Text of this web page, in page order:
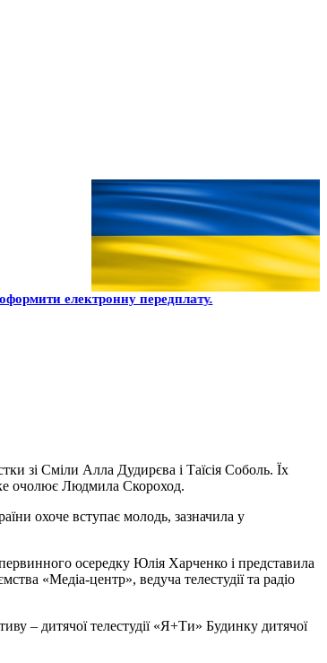
електронну передплату.
зі Сміли Алла Дудирєва і Таїсія Соболь. Їх
очолює Людмила Скороход.
охоче вступає молодь, зазначила у
осередку Юлія Харченко і представила
«Медіа-центр», ведуча телестудії та радіо
– дитячої телестудії «Я+Ти» Будинку дитячої